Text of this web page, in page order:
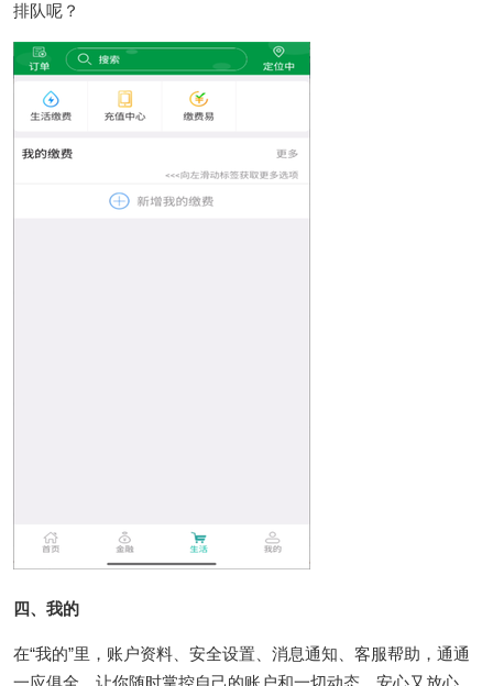
排队呢？
四、我的
在“我的”里，账户资料、安全设置、消息通知、客服帮助，通通